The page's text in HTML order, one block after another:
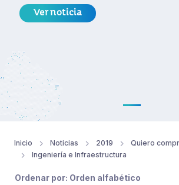
Ver noticia
Inicio Noticias 2019
Quiero
Ingeniería e Infraestructura
Ordenar por: Orden alfabético